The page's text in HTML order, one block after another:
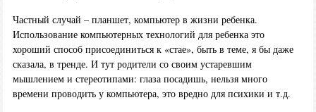
Частный случай – планшет, компьютер в жизни ребенка.
Использование компьютерных технологий для ребенка это
хороший способ присоединиться к «стае», быть в теме, я бы даже
сказала, в тренде. И тут родители со своим устаревшим
мышлением и стереотипами: глаза посадишь, нельзя много
времени проводить у компьютера, это вредно для психики и т.д.